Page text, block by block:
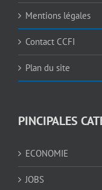
Mentions légales
Contact CCFI
Plan du site
PINCIPALES
ECONOMIE
JOBS